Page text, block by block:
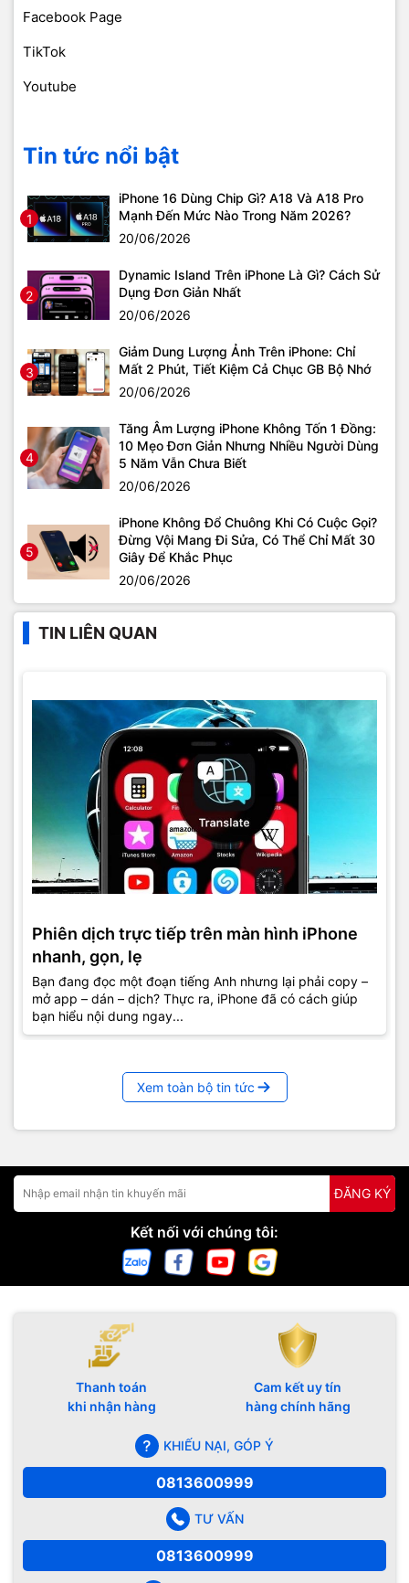
Facebook Page
TikTok
Youtube
Tin tức nổi bật
1
iPhone 16 Dùng Chip Gì? A18 Và A18 Pro
Mạnh Đến Mức Nào Trong Năm 2026?
20/06/2026
2
Dynamic Island Trên iPhone Là Gì? Cách Sử
Dụng Đơn Giản Nhất
20/06/2026
3
Giảm Dung Lượng Ảnh Trên iPhone: Chỉ
Mất 2 Phút, Tiết Kiệm Cả Chục GB Bộ Nhớ
20/06/2026
4
Tăng Âm Lượng iPhone Không Tốn 1 Đồng:
10 Mẹo Đơn Giản Nhưng Nhiều Người Dùng
5 Năm Vẫn Chưa Biết
20/06/2026
5
iPhone Không Đổ Chuông Khi Có Cuộc Gọi?
Đừng Vội Mang Đi Sửa, Có Thể Chỉ Mất 30
Giây Để Khắc Phục
20/06/2026
TIN LIÊN QUAN
Phiên dịch trực tiếp trên màn hình iPhone
nhanh, gọn, lẹ
Bạn đang đọc một đoạn tiếng Anh nhưng lại phải copy –
mở app – dán – dịch? Thực ra, iPhone đã có cách giúp
bạn hiểu nội dung ngay...
Xem toàn bộ tin tức
ĐĂNG KÝ
Kết nối với chúng tôi:
Thanh toán
khi nhận hàng
Cam kết uy tín
hàng chính hãng
KHIẾU NẠI, GÓP Ý
0813600999
TƯ VẤN
0813600999